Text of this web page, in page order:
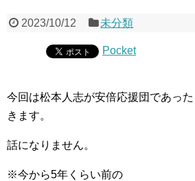
2023/10/12 未分類
Pocket
今回は松本人志が安倍応援団であっ
きます。
話になりません。
※今から5年くらい前の